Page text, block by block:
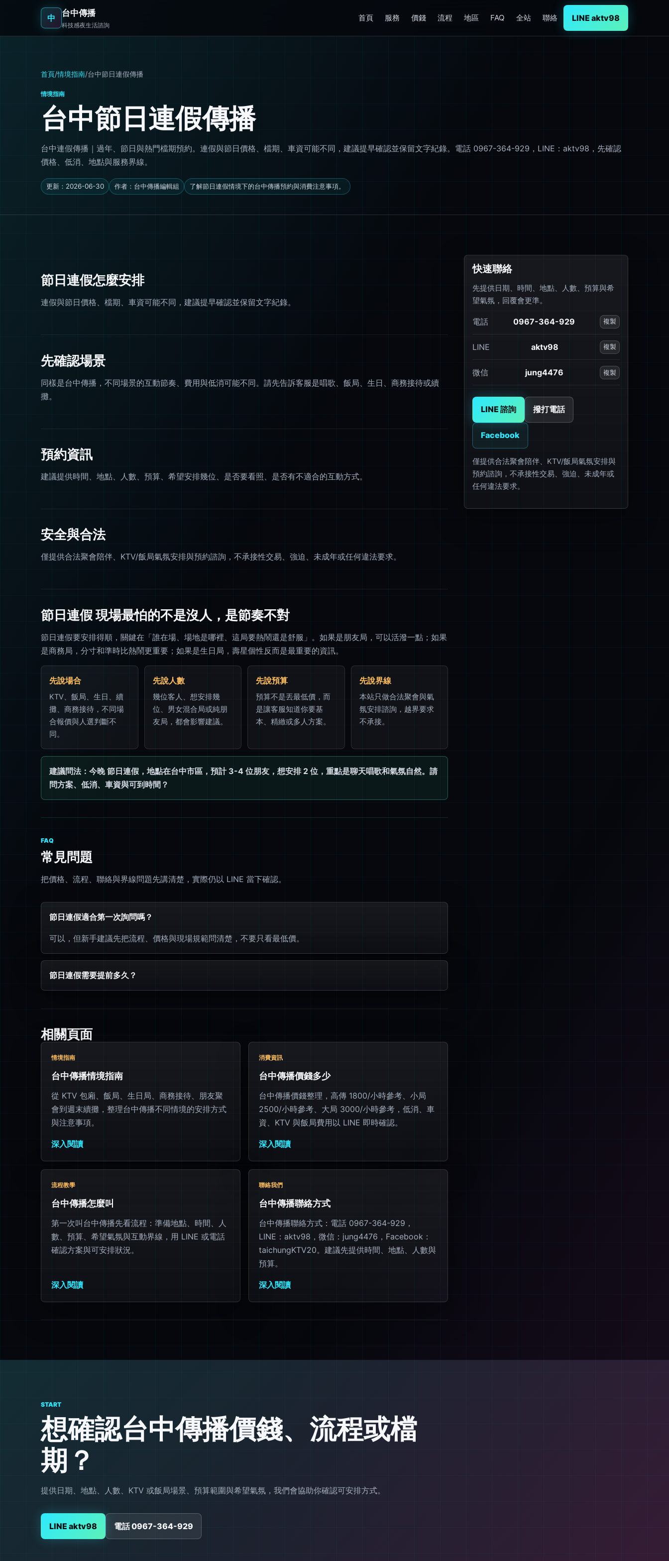
中 台中傳播
科技感夜生活諮詢
首頁 服務 價錢 流程 地區 FAQ 全站 聯絡 LINE aktv98
首頁/情境指南/台中節日連假傳播
情境指南
台中節日連假傳播
台中連假傳播｜過年、節日與熱門檔期預約。連假與節日價格、檔期、車資可能不同，建議提早確認並保留文字紀錄。電話 0967-364-929，LINE：aktv98，先確認
價格、低消、地點與服務界線。
更新：2026-06-30 作者：台中傳播編輯組 了解節日連假情境下的台中傳播預約與消費注意事項。
節日連假怎麼安排
連假與節日價格、檔期、車資可能不同，建議提早確認並保留文字紀錄。
先確認場景
同樣是台中傳播，不同場景的互動節奏、費用與低消可能不同。請先告訴客服是唱歌、飯局、生日、商務接待或續
攤。
預約資訊
建議提供時間、地點、人數、預算、希望安排幾位、是否要看照、是否有不適合的互動方式。
安全與合法
僅提供合法聚會陪伴、KTV/飯局氣氛安排與預約諮詢，不承接性交易、強迫、未成年或任何違法要求。
節日連假 現場最怕的不是沒人，是節奏不對
節日連假要安排得順，關鍵在「誰在場、場地是哪裡、這局要熱鬧還是舒服」。如果是朋友局，可以活潑一點；如果
是商務局，分寸和準時比熱鬧更重要；如果是生日局，壽星個性反而是最重要的資訊。
先說場合
KTV、飯局、生日、續
攤、商務接待，不同場
合報價與人選判斷不
同。
先說人數
幾位客人、想安排幾
位、男女混合局或純朋
友局，都會影響建議。
先說預算
預算不是丟最低價，而
是讓客服知道你要基
本、精緻或多人方案。
先說界線
本站只做合法聚會與氣
氛安排諮詢，越界要求
不承接。
建議問法：今晚 節日連假，地點在台中市區，預計 3-4 位朋友，想安排 2 位，重點是聊天唱歌和氣氛自然。請
問方案、低消、車資與可到時間？
FAQ
常見問題
把價格、流程、聯絡與界線問題先講清楚，實際仍以 LINE 當下確認。
節日連假適合第一次詢問嗎？
可以，但新手建議先把流程、價格與現場規範問清楚，不要只看最低價。
節日連假需要提前多久？
相關頁面
情境指南
台中傳播情境指南
從 KTV 包廂、飯局、生日局、商務接待、朋友聚
會到週末續攤，整理台中傳播不同情境的安排方式
與注意事項。
深入閱讀
消費資訊
台中傳播價錢多少
台中傳播價錢整理，高傳 1800/小時參考、小局
2500/小時參考、大局 3000/小時參考，低消、車
資、KTV 與飯局費用以 LINE 即時確認。
深入閱讀
流程教學
台中傳播怎麼叫
第一次叫台中傳播先看流程：準備地點、時間、人
數、預算、希望氣氛與互動界線，用 LINE 或電話
確認方案與可安排狀況。
深入閱讀
聯絡我們
台中傳播聯絡方式
台中傳播聯絡方式：電話 0967-364-929，
LINE：aktv98，微信：jung4476，Facebook：
taichungKTV20。建議先提供時間、地點、人數與
預算。
深入閱讀
快速聯絡
先提供日期、時間、地點、人數、預算與希
望氣氛，回覆會更準。
電話 0967-364-929 複製
LINE aktv98 複製
微信 jung4476 複製
LINE 諮詢 撥打電話
Facebook
僅提供合法聚會陪伴、KTV/飯局氣氛安排與
預約諮詢，不承接性交易、強迫、未成年或
任何違法要求。
START
想確認台中傳播價錢、流程或檔
期？
提供日期、地點、人數、KTV 或飯局場景、預算範圍與希望氣氛，我們會協助你確認可安排方式。
LINE aktv98 電話 0967-364-929